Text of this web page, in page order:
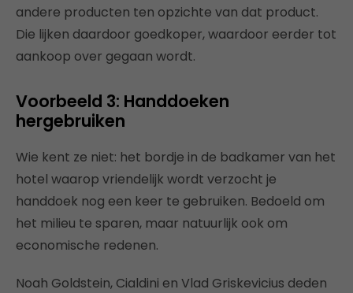
andere producten ten opzichte van dat product.
Die lijken daardoor goedkoper, waardoor eerder tot
aankoop over gegaan wordt.
Voorbeeld 3: Handdoeken
hergebruiken
Wie kent ze niet: het bordje in de badkamer van het
hotel waarop vriendelijk wordt verzocht je
handdoek nog een keer te gebruiken. Bedoeld om
het milieu te sparen, maar natuurlijk ook om
economische redenen.
Noah Goldstein, Cialdini en Vlad Griskevicius deden